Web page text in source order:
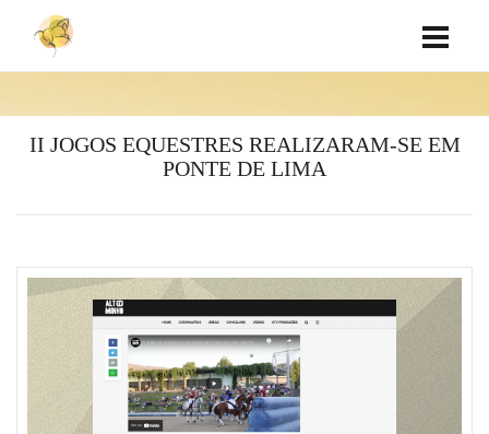
II JOGOS EQUESTRES REALIZARAM-SE EM
PONTE DE LIMA